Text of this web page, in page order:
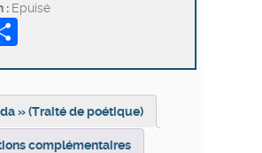
: Epuisé
» (Traité de poétique)
complémentaires